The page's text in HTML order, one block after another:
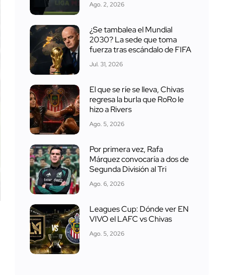
Ago. 2, 2026
¿Se tambalea el Mundial
2030? La sede que toma
fuerza tras escándalo de FIFA
Jul. 31, 2026
El que se ríe se lleva, Chivas
regresa la burla que RoRo le
hizo a Rivers
Ago. 5, 2026
Por primera vez, Rafa
Márquez convocaría a dos de
Segunda División al Tri
Ago. 6, 2026
Leagues Cup: Dónde ver EN
VIVO el LAFC vs Chivas
Ago. 5, 2026